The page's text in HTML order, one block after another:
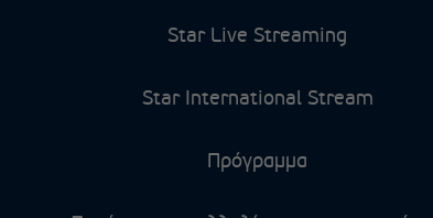
Star Live Streaming
Star International Stream
Πρόγραμμα